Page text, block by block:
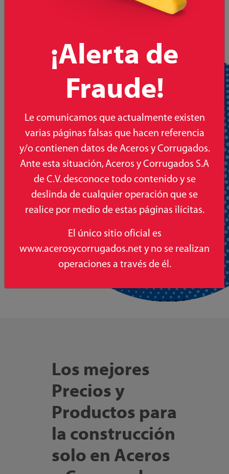
productos de inmejorable
calidad, lineamientos que han
hasta el día de hoy.
Los mejores
Precios y
Productos para
la construcción
solo en Aceros
¡Alerta de
Fraude!
Le comunicamos que actualmente existen
varias páginas falsas que hacen referencia
y/o contienen datos de Aceros y Corrugados.
Ante esta situación, Aceros y Corrugados S.A
de C.V. desconoce todo contenido y se
deslinda de cualquier operación que se
realice por medio de estas páginas ilícitas.
El único sitio oficial es
www.acerosycorrugados.net y no se realizan
operaciones a través de él.